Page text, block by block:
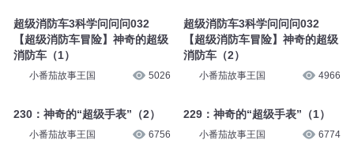
超级消防车3科学问问问032
【超级消防车冒险】神奇的超级
消防车（1）
小番茄故事王国 5026
230：神奇的“超级手表”（2）
小番茄故事王国 6756
超级消防车3科学问问问032
【超级消防车冒险】神奇的超级
消防车（2）
小番茄故事王国 4966
229：神奇的“超级手表”（1）
小番茄故事王国 6774